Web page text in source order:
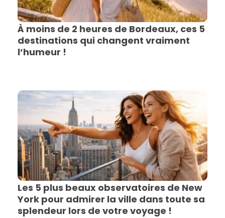
À moins de 2 heures de Bordeaux, ces 5
destinations qui changent vraiment
l’humeur !
Les 5 plus beaux observatoires de New
York pour admirer la ville dans toute sa
splendeur lors de votre voyage !